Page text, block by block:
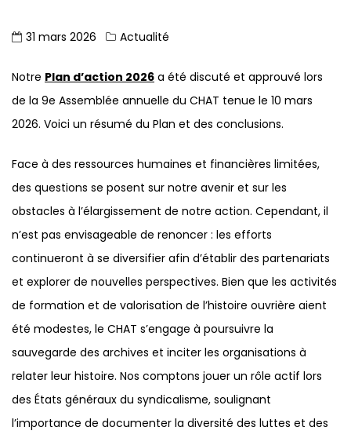
31 mars 2026 Actualité
Notre Plan d’action 2026 a été discuté et approuvé lors
de la 9e Assemblée annuelle du CHAT tenue le 10 mars
2026. Voici un résumé du Plan et des conclusions.
Face à des ressources humaines et financières limitées,
des questions se posent sur notre avenir et sur les
obstacles à l’élargissement de notre action. Cependant, il
n’est pas envisageable de renoncer : les efforts
continueront à se diversifier afin d’établir des partenariats
et explorer de nouvelles perspectives. Bien que les activités
de formation et de valorisation de l’histoire ouvrière aient
été modestes, le CHAT s’engage à poursuivre la
sauvegarde des archives et inciter les organisations à
relater leur histoire. Nos comptons jouer un rôle actif lors
des États généraux du syndicalisme, soulignant
l’importance de documenter la diversité des luttes et des